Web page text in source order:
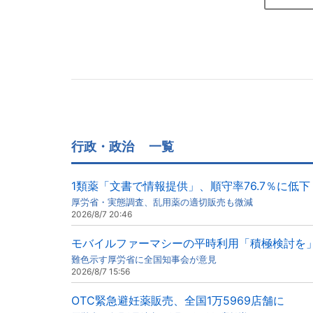
行政・政治 一覧
1類薬「文書で情報提供」、順守率76.7％に低下
厚労省・実態調査、乱用薬の適切販売も微減
2026/8/7 20:46
モバイルファーマシーの平時利用「積極検討を」
難色示す厚労省に全国知事会が意見
2026/8/7 15:56
OTC緊急避妊薬販売、全国1万5969店舗に